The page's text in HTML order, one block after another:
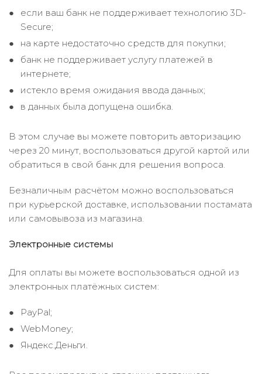
если ваш банк не поддерживает технологию 3D-
Secure;
на карте недостаточно средств для покупки;
банк не поддерживает услугу платежей в
интернете;
истекло время ожидания ввода данных;
в данных была допущена ошибка.
В этом случае вы можете повторить авторизацию
через 20 минут, воспользоваться другой картой или
обратиться в свой банк для решения вопроса.
Безналичным расчётом можно воспользоваться
при курьерской доставке, использовании постамата
или самовывоза из магазина.
Электронные системы
Для оплаты вы можете воспользоваться одной из
электронных платёжных систем:
PayPal;
WebMoney;
Яндекс.Деньги.